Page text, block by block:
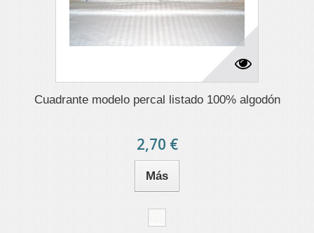
Cuadrante modelo percal listado 100% algodón
2,70 €
Más